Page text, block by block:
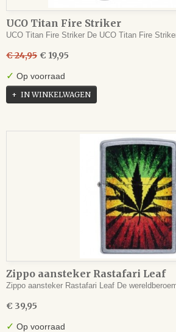
UCO Titan Fire Striker
UCO Titan Fire Striker De UCO Titan Fire
€ 24,95 € 19,95
✓ Op voorraad
IN WINKELWAGEN
Zippo aansteker Rastafari Leaf
Zippo aansteker Rastafari Leaf De
€ 39,95
✓ Op voorraad